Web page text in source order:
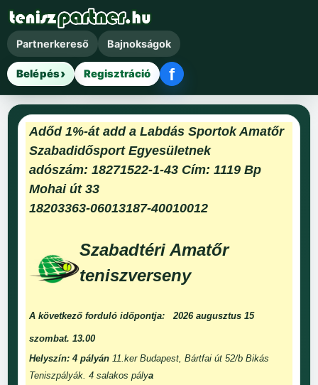
Partnerkereső Bajnokságok
Belépés Regisztráció fFacebook belépés
Adőd 1%-át add a Labdás Sportok Amatőr
Szabadidősport Egyesületnek
adószám: 18271522-1-43 Cím: 1119 Bp
Mohai út 33
18203363-06013187-40010012
Szabadtéri Amatőr
teniszverseny
A következő forduló időpontja: 2026 augusztus 15
szombat. 13.00
Helyszín: 4 pályán 11.ker Budapest, Bártfai út 52/b Bikás
Teniszpályák. 4 salakos pálya